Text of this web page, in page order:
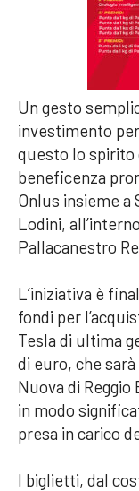
Un gesto
investimento
questo lo spirito
beneficenza
Onlus insieme a
Lodini,
Pallacanestro
L’iniziativa è
fondi per
Tesla di ultima
di euro, che sarà
Nuova di
in modo
presa in carico
I biglietti, dal